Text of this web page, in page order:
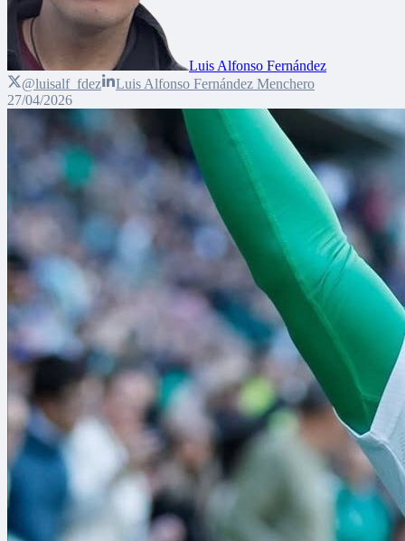
Luis Alfonso Fernández
@luisalf_fdez
Luis Alfonso Fernández Menchero
27/04/2026